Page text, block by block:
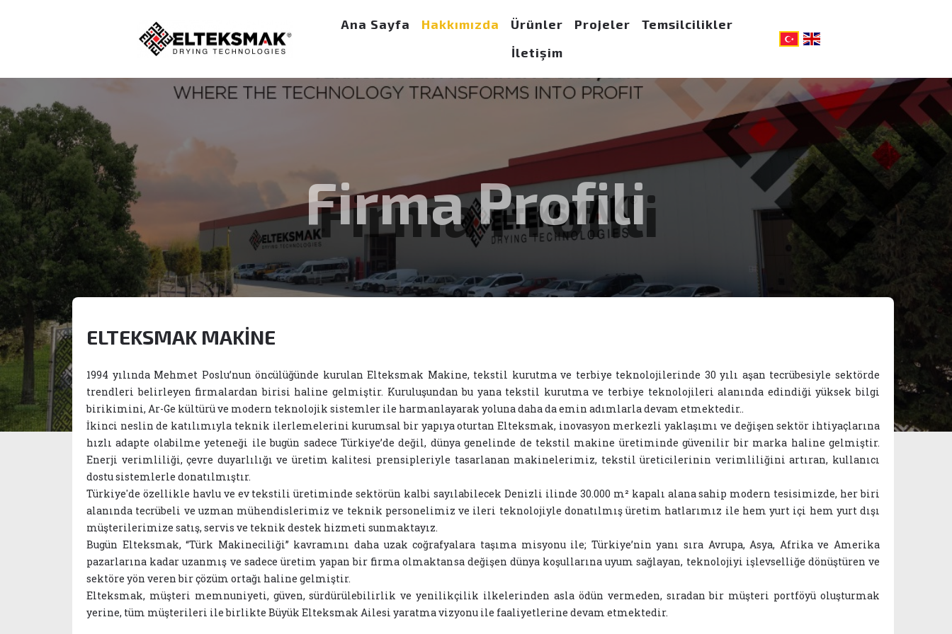
Ana Sayfa Hakkımızda Ürünler Projeler
Temsilcilikler
İletişim
Firma Profili
ELTEKSMAK MAKİNE
1994 yılında Mehmet Poslu’nun öncülüğünde kurulan Elteksmak Makine, tekstil kurutma ve terbiye teknolojilerinde 30 yılı aşan tecrübesiyle sektörde
trendleri belirleyen firmalardan birisi haline gelmiştir. Kuruluşundan bu yana tekstil kurutma ve terbiye teknolojileri alanında edindiği yüksek bilgi
birikimini, Ar-Ge kültürü ve modern teknolojik sistemler ile harmanlayarak yoluna daha da emin adımlarla devam etmektedir..
İkinci neslin de katılımıyla teknik ilerlemelerini kurumsal bir yapıya oturtan Elteksmak, inovasyon merkezli yaklaşımı ve değişen sektör ihtiyaçlarına
hızlı adapte olabilme yeteneği ile bugün sadece Türkiye’de değil, dünya genelinde de tekstil makine üretiminde güvenilir bir marka haline gelmiştir.
Enerji verimliliği, çevre duyarlılığı ve üretim kalitesi prensipleriyle tasarlanan makinelerimiz, tekstil üreticilerinin verimliliğini artıran, kullanıcı
dostu sistemlerle donatılmıştır.
Türkiye'de özellikle havlu ve ev tekstili üretiminde sektörün kalbi sayılabilecek Denizli ilinde 30.000 m² kapalı alana sahip modern tesisimizde, her biri
alanında tecrübeli ve uzman mühendislerimiz ve teknik personelimiz ve ileri teknolojiyle donatılmış üretim hatlarımız ile hem yurt içi hem yurt dışı
müşterilerimize satış, servis ve teknik destek hizmeti sunmaktayız.
Bugün Elteksmak, “Türk Makineciliği” kavramını daha uzak coğrafyalara taşıma misyonu ile; Türkiye’nin yanı sıra Avrupa, Asya, Afrika ve Amerika
pazarlarına kadar uzanmış ve sadece üretim yapan bir firma olmaktansa değişen dünya koşullarına uyum sağlayan, teknolojiyi işlevselliğe dönüştüren ve
sektöre yön veren bir çözüm ortağı haline gelmiştir.
Elteksmak, müşteri memnuniyeti, güven, sürdürülebilirlik ve yenilikçilik ilkelerinden asla ödün vermeden, sıradan bir müşteri portföyü oluşturmak
yerine, tüm müşterileri ile birlikte Büyük Elteksmak Ailesi yaratma vizyonu ile faaliyetlerine devam etmektedir.